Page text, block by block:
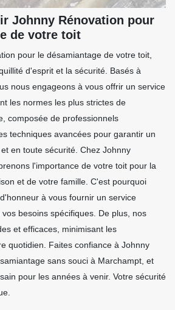
Johnny Rénovation pour
de votre toit
pour le désamiantage de votre toit,
d'esprit et la sécurité. Basés à
nous engageons à vous offrir un service
les normes les plus strictes de
composée de professionnels
techniques avancées pour garantir un
en toute sécurité. Chez Johnny
l'importance de votre toit pour la
et de votre famille. C'est pourquoi
à vous fournir un service
besoins spécifiques. De plus, nos
et efficaces, minimisant les
quotidien. Faites confiance à Johnny
sans souci à Marchampt, et
pour les années à venir. Votre sécurité